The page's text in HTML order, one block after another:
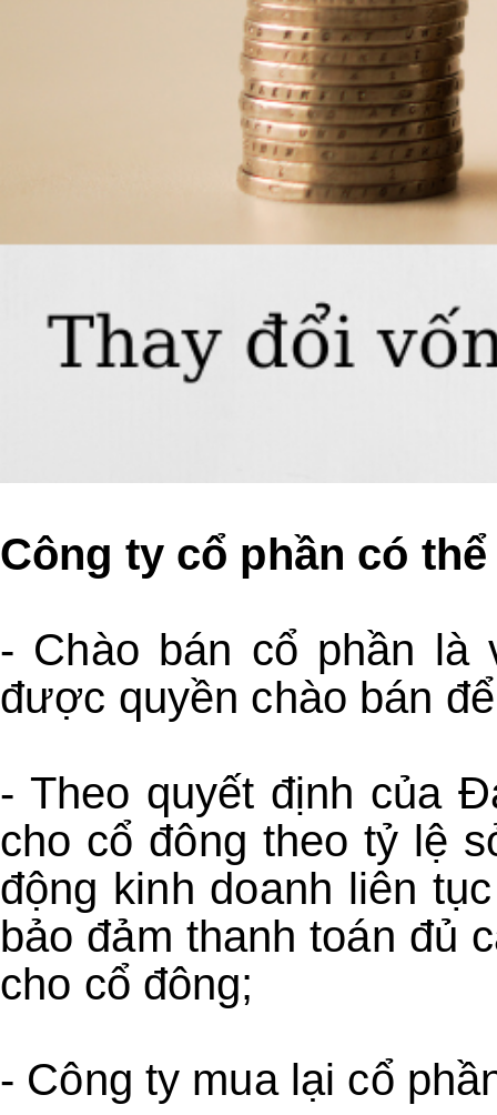
Công ty cổ phần có
- Chào bán cổ phần là
được quyền chào bán
- Theo quyết định của
cho cổ đông theo tỷ lệ
động kinh doanh liên
bảo đảm thanh toán đủ
cho cổ đông;
- Công ty mua lại cổ